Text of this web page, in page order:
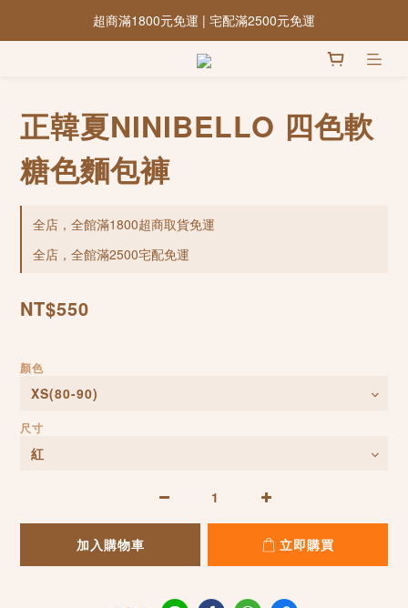
超商滿1800元免運 | 宅配滿2500元免運
正韓夏NINIBELLO 四色軟
糖色麵包褲
全店，全館滿1800超商取貨免運
全店，全館滿2500宅配免運
NT$550
顏色
尺寸
加入購物車 立即購買